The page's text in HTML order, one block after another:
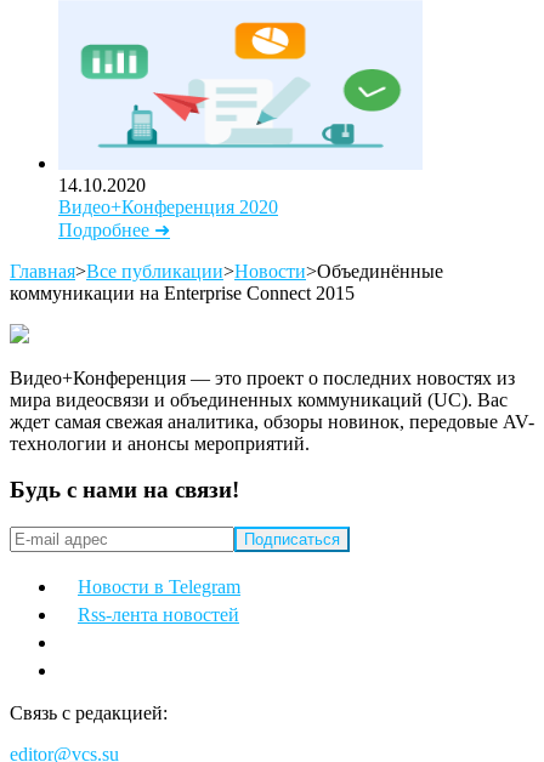
14.10.2020
Видео+Конференция 2020
Подробнее ➜
Главная>Все публикации>Новости>Объединённые
коммуникации на Enterprise Connect 2015
Видео+Конференция — это проект о последних новостях из
мира видеосвязи и объединенных коммуникаций (UC). Вас
ждет самая свежая аналитика, обзоры новинок, передовые AV-
технологии и анонсы мероприятий.
Будь с нами на связи!
Новости в Telegram
Rss-лента новостей
Связь с редакцией:
editor@vcs.su